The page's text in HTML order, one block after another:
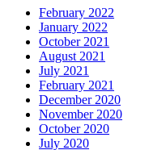
February 2022
January 2022
October 2021
August 2021
July 2021
February 2021
December 2020
November 2020
October 2020
July 2020